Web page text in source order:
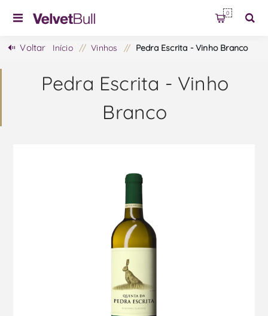
0
Voltar Início / Vinhos / Pedra Escrita - Vinho Branco
Pedra Escrita - Vinho
Branco